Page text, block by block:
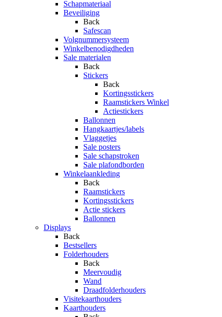
Schapmateriaal
Beveiliging
Back
Safescan
Volgnummersysteem
Winkelbenodigdheden
Sale materialen
Back
Stickers
Back
Kortingsstickers
Raamstickers Winkel
Actiestickers
Ballonnen
Hangkaartjes/labels
Vlaggetjes
Sale posters
Sale schapstroken
Sale plafondborden
Winkelaankleding
Back
Raamstickers
Kortingsstickers
Actie stickers
Ballonnen
Displays
Back
Bestsellers
Folderhouders
Back
Meervoudig
Wand
Draadfolderhouders
Visitekaarthouders
Kaarthouders